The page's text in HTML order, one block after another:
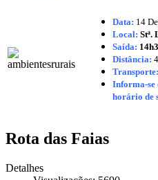
Data: 14
Local: Stª.
Saída:
Distância:
Transporte:
Informa-se
horário de
Rota das Faias
Detalhes